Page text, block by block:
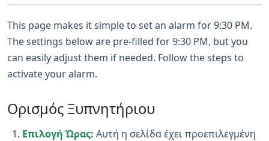
This page makes it simple to set an alarm for 9:30 PM.
The settings below are pre-filled for 9:30 PM, but you
can easily adjust them if needed. Follow the steps to
activate your alarm.
Ορισμός Ξυπνητήριου
Επιλογή Ώρας: Αυτή η σελίδα έχει προεπιλεγμένη